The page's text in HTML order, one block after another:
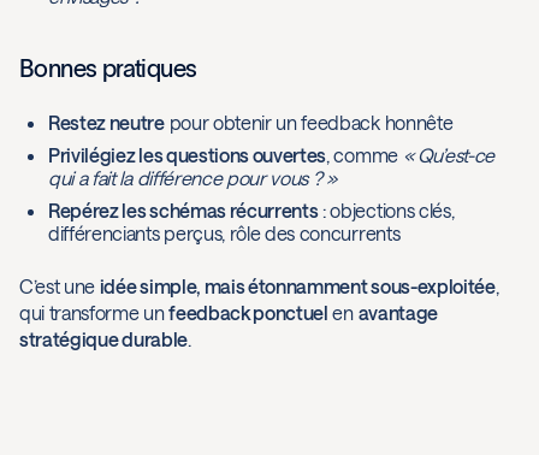
Bonnes pratiques
Restez neutrepour obtenir un feedback honnête
Privilégiez les questions ouvertes, comme « Qu’est-ce
qui a fait la différence pour vous ? »
Repérez les schémas récurrents: objections clés,
différenciants perçus, rôle des concurrents
C’est une idée simple, mais étonnamment sous-exploitée,
qui transforme unfeedback ponctuel en avantage
stratégique durable.